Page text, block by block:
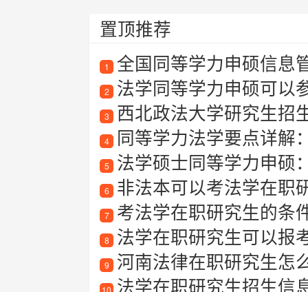
置顶推荐
1 全国同等学力申硕信息
2 法学同等学力申硕可以
3 西北政法大学研究生招
4 同等学力法学要点详解
5 法学硕士同等学力申硕
6 非法本可以考法学在职
7 考法学在职研究生的条
8 法学在职研究生可以报
9 河南法律在职研究生怎么
10 法学在职研究生招生信